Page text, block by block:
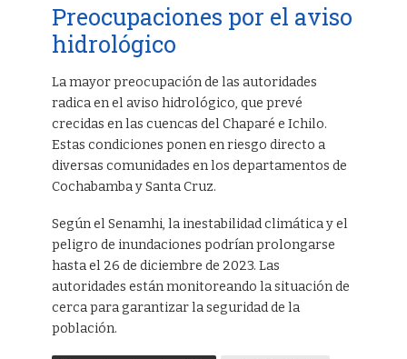
Preocupaciones por el aviso
hidrológico
La mayor preocupación de las autoridades
radica en el aviso hidrológico, que prevé
crecidas en las cuencas del Chaparé e Ichilo.
Estas condiciones ponen en riesgo directo a
diversas comunidades en los departamentos de
Cochabamba y Santa Cruz.
Según el Senamhi, la inestabilidad climática y el
peligro de inundaciones podrían prolongarse
hasta el 26 de diciembre de 2023. Las
autoridades están monitoreando la situación de
cerca para garantizar la seguridad de la
población.